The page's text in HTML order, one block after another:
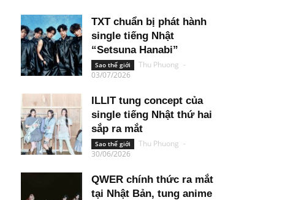
TXT chuẩn bị phát hành
single tiếng Nhật
“Setsuna Hanabi”
Sao thế giới Thu Phuong -
03/07/2026
ILLIT tung concept của
single tiếng Nhật thứ hai
sắp ra mắt
Sao thế giới Thu Phuong -
30/06/2026
QWER chính thức ra mắt
tại Nhật Bản, tung anime